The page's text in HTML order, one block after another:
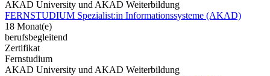
AKAD University und AKAD Weiterbildung
FERNSTUDIUM Spezialist:in Informationssysteme (AKAD)
18 Monat(e)
berufsbegleitend
Zertifikat
Fernstudium
AKAD University und AKAD Weiterbildung